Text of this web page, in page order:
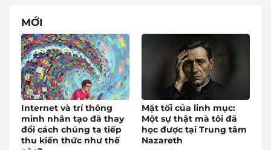
MỚI
Internet và trí thông
minh nhân tạo đã thay
đổi cách chúng ta tiếp
thu kiến thức như thế
Mặt tối của linh mục:
Một sự thật mà tôi đã
học được tại Trung tâm
Nazareth